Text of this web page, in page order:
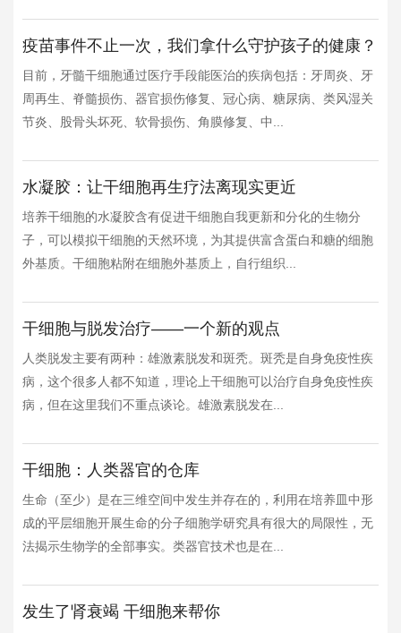
疫苗事件不止一次，我们拿什么守护孩子的健康？
目前，牙髓干细胞通过医疗手段能医治的疾病包括：牙周炎、牙
周再生、脊髓损伤、器官损伤修复、冠心病、糖尿病、类风湿关
节炎、股骨头坏死、软骨损伤、角膜修复、中...
水凝胶：让干细胞再生疗法离现实更近
培养干细胞的水凝胶含有促进干细胞自我更新和分化的生物分
子，可以模拟干细胞的天然环境，为其提供富含蛋白和糖的细胞
外基质。干细胞粘附在细胞外基质上，自行组织...
干细胞与脱发治疗——一个新的观点
人类脱发主要有两种：雄激素脱发和斑秃。斑秃是自身免疫性疾
病，这个很多人都不知道，理论上干细胞可以治疗自身免疫性疾
病，但在这里我们不重点谈论。雄激素脱发在...
干细胞：人类器官的仓库
生命（至少）是在三维空间中发生并存在的，利用在培养皿中形
成的平层细胞开展生命的分子细胞学研究具有很大的局限性，无
法揭示生物学的全部事实。类器官技术也是在...
发生了肾衰竭 干细胞来帮你